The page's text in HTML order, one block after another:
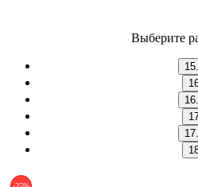
Выберите